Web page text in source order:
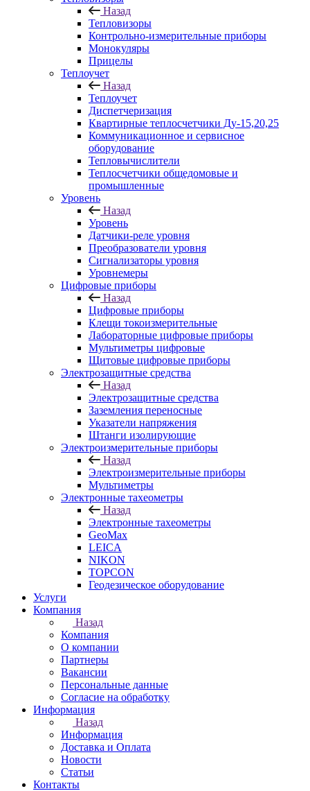
Назад
Тепловизоры
Контрольно-измерительные приборы
Монокуляры
Прицелы
Теплоучет
Назад
Теплоучет
Диспетчеризация
Квартирные теплосчетчики Ду-15,20,25
Коммуникационное и сервисное
оборудование
Тепловычислители
Теплосчетчики общедомовые и
промышленные
Уровень
Назад
Уровень
Датчики-реле уровня
Преобразователи уровня
Сигнализаторы уровня
Уровнемеры
Цифровые приборы
Назад
Цифровые приборы
Клещи токоизмерительные
Лабораторные цифровые приборы
Мультиметры цифровые
Щитовые цифровые приборы
Электрозащитные средства
Назад
Электрозащитные средства
Заземления переносные
Указатели напряжения
Штанги изолирующие
Электроизмерительные приборы
Назад
Электроизмерительные приборы
Мультиметры
Электронные тахеометры
Назад
Электронные тахеометры
GeoMax
LEICA
NIKON
TOPCON
Геодезическое оборудование
Услуги
Компания
Назад
Компания
О компании
Партнеры
Вакансии
Персональные данные
Согласие на обработку
Информация
Назад
Информация
Доставка и Оплата
Новости
Статьи
Контакты